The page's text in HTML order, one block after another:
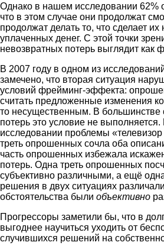
Однако в нашем исследовании
что в этом случае они продолжат
продолжат делать то, что сделает их
уплаченных денег. С этой точки
невозвратных потерь выглядит как
В 2007 году в одном из
замечено, что вторая ситуация
условий фрейминг-эффекта:
считать предложенные изменения
то несущественным. В большинстве
потерь это условие не
исследовании проблемы
треть опрошенных сочла оба
часть опрошенных избежала
потерь. Одна треть опрошенных
субъективно различными, а ещё
решения в двух ситуациях
обстоятельства были объективно
Прогрессоры заметили бы, что в
выгоднее научиться уходить от
случившихся решений на